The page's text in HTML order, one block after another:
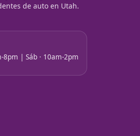
de auto en Utah.
8pm | Sáb · 10am-2pm